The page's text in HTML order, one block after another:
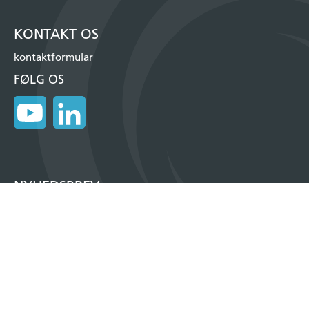
KONTAKT OS
kontaktformular
FØLG OS
NYHEDSBREV